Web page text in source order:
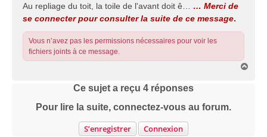
e
Au repliage du toit, la toile de l'avant doit ê…
… Merci de
se connecter pour consulter la suite de ce message.
Vous n’avez pas les permissions nécessaires pour voir les
fichiers joints à ce message.
Ce sujet a reçu 4 réponses
Pour lire la suite, connectez-vous au forum.
S’enregistrer Connexion